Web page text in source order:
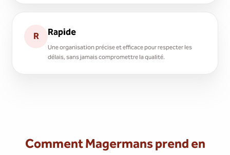
R Rapide
Une organisation précise et efficace pour respecter les
délais, sans jamais compromettre la qualité.
Comment Magermans prend en